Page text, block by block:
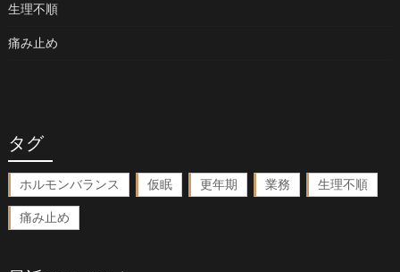
生理不順
痛み止め
タグ
ホルモンバランス 仮眠 更年期 業務 生理不順
痛み止め